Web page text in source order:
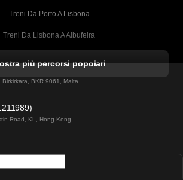
Treni Da Porto A Lisbona
Treni Da Lisbona A Albufeira
Treni Da Lisbona A Lagos
Treni Da Lisbona A Madrid
più percorsi popolari
1451)
BKR 9061, Malta
Road, KL, Hong Kong